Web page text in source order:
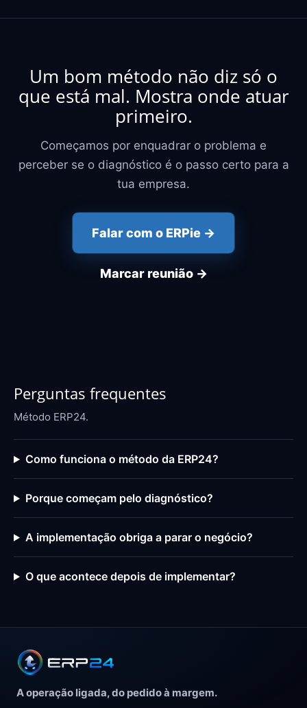
Um bom método não diz só o
que está mal. Mostra onde atuar
primeiro.
Começamos por enquadrar o problema e
perceber se o diagnóstico é o passo certo para a
tua empresa.
Falar com o ERPie →
Marcar reunião →
Perguntas frequentes
Método ERP24.
Como funciona o método da ERP24?
Porque começam pelo diagnóstico?
A implementação obriga a parar o negócio?
O que acontece depois de implementar?
A operação ligada, do pedido à margem.